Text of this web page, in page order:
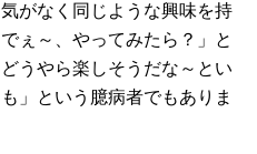
なく同じような興味を持
ぇ～、やってみたら？」と
うやら楽しそうだな～とい
」という臆病者でもありま